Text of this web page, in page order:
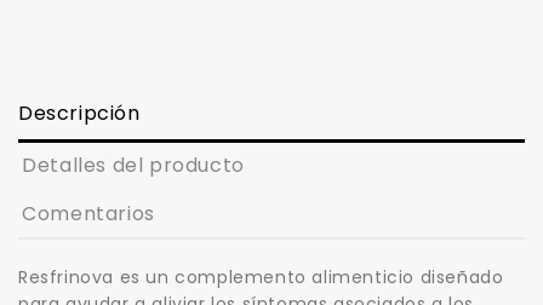
Descripción
Detalles del producto
Comentarios
Resfrinova es un complemento alimenticio diseñado